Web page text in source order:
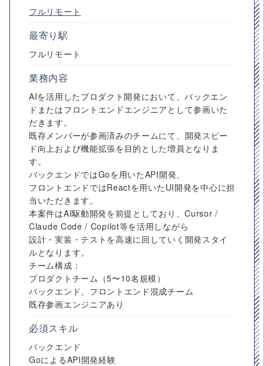
フルリモート
最寄り駅
フルリモート
業務内容
AIを活用したプロダクト開発において、バックエン
ドまたはフロントエンドエンジニアとして参画いた
だきます。
既存メンバーが参画済みのチームにて、開発スピー
ド向上および機能拡張を目的とした増員となりま
す。
バックエンドではGoを用いたAPI開発、
フロントエンドではReactを用いたUI開発を中心に担
当いただきます。
本案件はAI駆動開発を前提としており、Cursor /
Claude Code / Copilot等を活用しながら
設計・実装・テストを高速に回していく開発スタイ
ルとなります。
チーム構成：
プロダクトチーム（5〜10名規模）
バックエンド、フロントエンド混成チーム
既存参画エンジニアあり
必須スキル
バックエンド
GoによるAPI開発経験